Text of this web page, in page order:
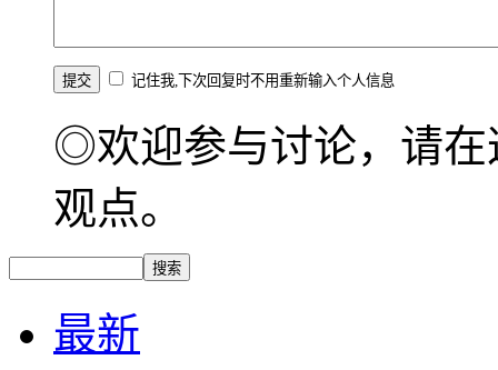
记住我,下次回复时不用重新输入个人信息
◎欢迎参与讨论，请在
观点。
最新